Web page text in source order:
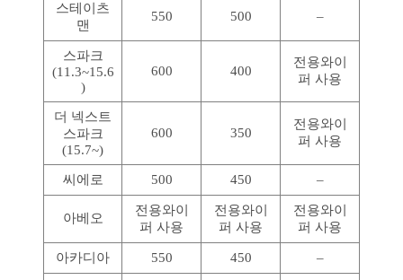
스테이츠
맨
550 500 –
스파크
(11.3~15.6
)
600 400
전용와이
퍼 사용
더 넥스트
스파크
(15.7~)
600 350
전용와이
퍼 사용
씨에로 500 450 –
아베오
전용와이
퍼 사용
전용와이
퍼 사용
전용와이
퍼 사용
아카디아 550 450 –